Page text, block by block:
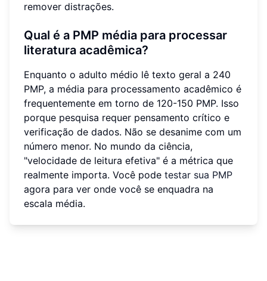
remover distrações.
Qual é a PMP média para processar
literatura acadêmica?
Enquanto o adulto médio lê texto geral a 240
PMP, a média para processamento acadêmico é
frequentemente em torno de 120-150 PMP. Isso
porque pesquisa requer pensamento crítico e
verificação de dados. Não se desanime com um
número menor. No mundo da ciência,
"velocidade de leitura efetiva" é a métrica que
realmente importa. Você pode testar sua PMP
agora para ver onde você se enquadra na
escala média.